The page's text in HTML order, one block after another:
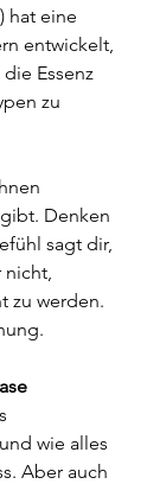
hat eine
entwickelt,
Essenz
zu
Denken
sagt dir,
nicht,
zu werden.
wie alles
Aber auch